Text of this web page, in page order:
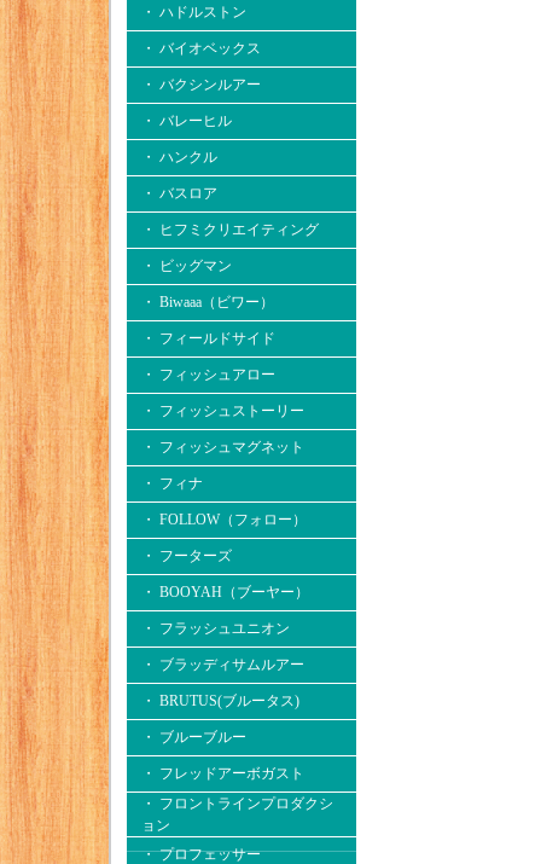
・ ハドルストン
・ バイオベックス
・ バクシンルアー
・ バレーヒル
・ ハンクル
・ バスロア
・ ヒフミクリエイティング
・ ビッグマン
・ Biwaaa（ビワー）
・ フィールドサイド
・ フィッシュアロー
・ フィッシュストーリー
・ フィッシュマグネット
・ フィナ
・ FOLLOW（フォロー）
・ フーターズ
・ BOOYAH（ブーヤー）
・ フラッシュユニオン
・ ブラッディサムルアー
・ BRUTUS(ブルータス)
・ ブルーブルー
・ フレッドアーボガスト
・ フロントラインプロダクシ
ョン
・ プロフェッサー